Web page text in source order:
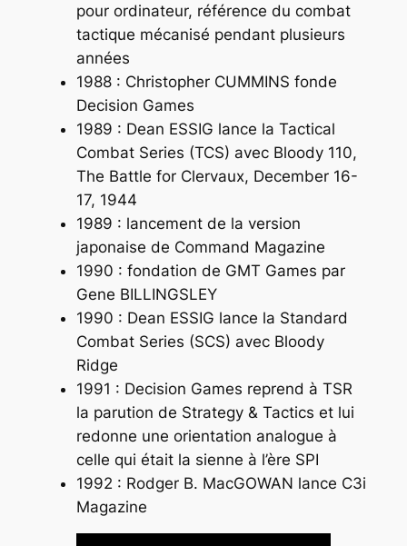
pour ordinateur, référence du combat
tactique mécanisé pendant plusieurs
années
1988 : Christopher CUMMINS fonde
Decision Games
1989 : Dean ESSIG lance la Tactical
Combat Series (TCS) avec Bloody 110,
The Battle for Clervaux, December 16-
17, 1944
1989 : lancement de la version
japonaise de Command Magazine
1990 : fondation de GMT Games par
Gene BILLINGSLEY
1990 : Dean ESSIG lance la Standard
Combat Series (SCS) avec Bloody
Ridge
1991 : Decision Games reprend à TSR
la parution de Strategy & Tactics et lui
redonne une orientation analogue à
celle qui était la sienne à l’ère SPI
1992 : Rodger B. MacGOWAN lance C3i
Magazine